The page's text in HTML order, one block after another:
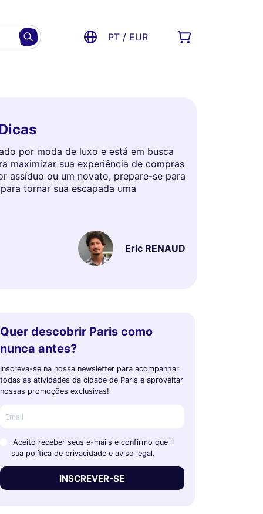
PT / EUR
por moda de luxo e está em busca
maximizar sua experiência de compras
assíduo ou um novato, prepare-se para
tornar sua escapada uma
Eric RENAUD
Quer descobrir Paris como
nunca antes?
Inscreva-se na nossa newsletter para acompanhar
todas as atividades da cidade de Paris e aproveitar
nossas promoções exclusivas!
Aceito receber seus e-mails e confirmo que li
sua política de privacidade e aviso legal.
INSCREVER-SE